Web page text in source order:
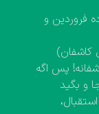
فروردین و
پس اگه
و بگید